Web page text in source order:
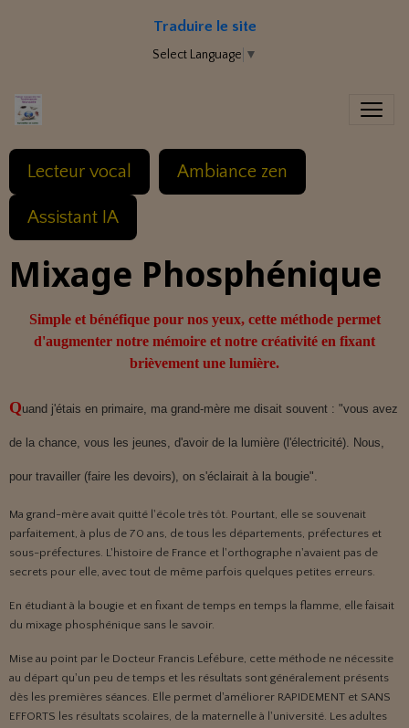
Traduire le site
Select Language ▼
Lecteur vocal Ambiance zen
Assistant IA
Mixage Phosphénique
Simple et bénéfique pour nos yeux, cette méthode permet
d'augmenter notre mémoire et notre créativité en fixant
brièvement une lumière.
Quand j'étais en primaire, ma grand-mère me disait souvent : "vous avez
de la chance, vous les jeunes, d'avoir de la lumière (l'électricité). Nous,
pour travailler (faire les devoirs), on s'éclairait à la bougie".
Ma grand-mère avait quitté l'école très tôt. Pourtant, elle se souvenait
parfaitement, à plus de 70 ans, de tous les départements, préfectures et
sous-préfectures. L'histoire de France et l'orthographe n'avaient pas de
secrets pour elle, avec tout de même parfois quelques petites erreurs.
En étudiant à la bougie et en fixant de temps en temps la flamme, elle faisait
du mixage phosphénique sans le savoir.
Mise au point par le Docteur Francis Lefébure, cette méthode ne nécessite
au départ qu'un peu de temps et les résultats sont généralement présents
dès les premières séances. Elle permet d'améliorer RAPIDEMENT et SANS
EFFORTS les résultats scolaires, de la maternelle à l'université. Les adultes